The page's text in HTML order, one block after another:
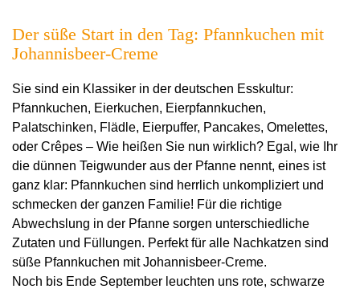
Der süße Start in den Tag: Pfannkuchen mit
Johannisbeer-Creme
Sie sind ein Klassiker in der deutschen Esskultur:
Pfannkuchen, Eierkuchen, Eierpfannkuchen,
Palatschinken, Flädle, Eierpuffer, Pancakes, Omelettes,
oder Crêpes – Wie heißen Sie nun wirklich? Egal, wie Ihr
die dünnen Teigwunder aus der Pfanne nennt, eines ist
ganz klar: Pfannkuchen sind herrlich unkompliziert und
schmecken der ganzen Familie! Für die richtige
Abwechslung in der Pfanne sorgen unterschiedliche
Zutaten und Füllungen. Perfekt für alle Nachkatzen sind
süße Pfannkuchen mit Johannisbeer-Creme.
Noch bis Ende September leuchten uns rote, schwarze